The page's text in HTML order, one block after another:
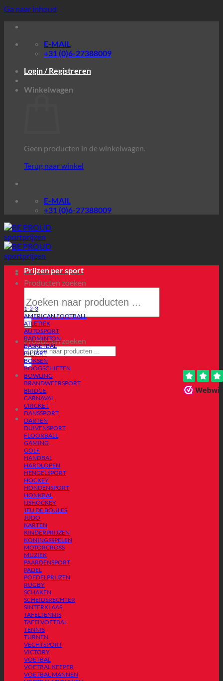
Ga naar inhoud
E-MAIL
+31 (0)6-27388009
Login / Registreren
Winkelwagen
Geen producten in de winkelwagen.
Terug naar winkel
E-MAIL
+31 (0)6-27388009
Producten zoeken
Producten zoeken
Prijzen per sport
1-2-3
AMERICAN FOOTBALL
ATLETIEK
AUTOSPORT
BADMINTON
BASKETBAL
BILJART
BOKSEN
BOOGSCHIETEN
BOWLING
BRANDWEERSPORT
BRIDGE
CARNAVAL
CRICKET
DANSSPORT
DARTEN
DUIVENSPORT
FLOORBALL
GAMING
GOLF
HANDBAL
HARDLOPEN
HENGELSPORT
HOCKEY
HONDENSPORT
HONKBAL
IJSHOCKEY
JEU DE BOULES
JUDO
KARTEN
KINDERPRIJZEN
KONINGSSPELEN
MOTORCROSS
MUZIEK
PAARDENSPORT
PADEL
POEDELPRIJZEN
RUGBY
SCHAKEN
SCHEIDSRECHTER
SINTERKLAAS
TAFELTENNIS
TAFELVOETBAL
TENNIS
TURNEN
VECHTSPORT
VICTORY
VOETBAL
VOETBAL KEEPER
VOETBAL MANNEN